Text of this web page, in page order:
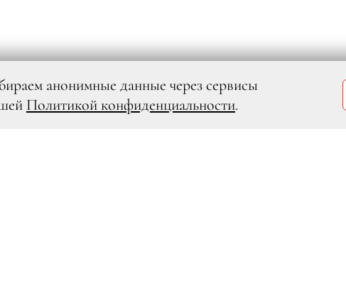
анонимные данные через сервисы
Политикой конфиденциальности.